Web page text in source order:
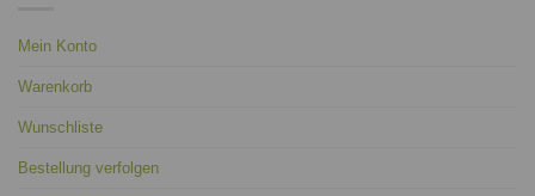
Mein Konto
Warenkorb
Wunschliste
Bestellung verfolgen